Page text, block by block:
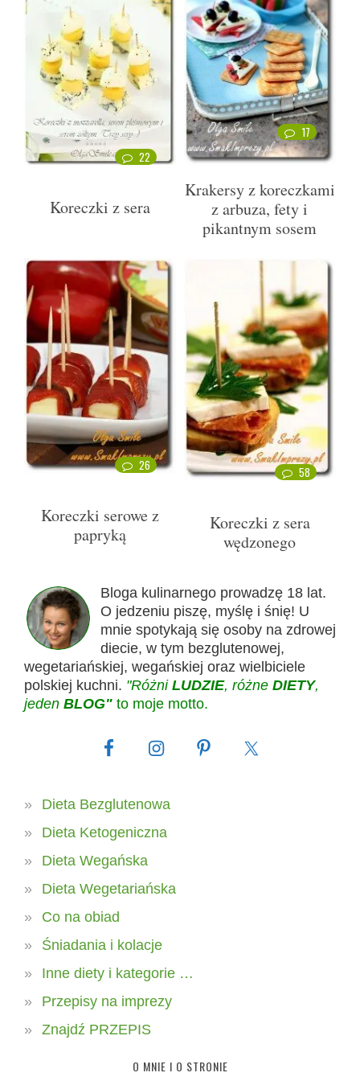
22
Koreczki z sera
17
Krakersy z koreczkami
z arbuza, fety i
pikantnym sosem
26
Koreczki serowe z
papryką
58
Koreczki z sera
wędzonego
Bloga kulinarnego prowadzę 18 lat.
O jedzeniu piszę, myślę i śnię! U
mnie spotykają się osoby na zdrowej
diecie, w tym bezglutenowej,
wegetariańskiej, wegańskiej oraz wielbiciele
polskiej kuchni. "Różni LUDZIE, różne DIETY,
jeden BLOG" to moje motto.
Dieta Bezglutenowa
Dieta Ketogeniczna
Dieta Wegańska
Dieta Wegetariańska
Co na obiad
Śniadania i kolacje
Inne diety i kategorie …
Przepisy na imprezy
Znajdź PRZEPIS
O MNIE I O STRONIE